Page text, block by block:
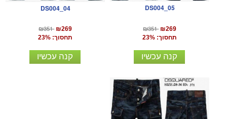
DS004_04
₪351 ₪269
תחסוך: 23%
קנה עכשיו
DS004_05
₪351 ₪269
תחסוך: 23%
קנה עכשיו